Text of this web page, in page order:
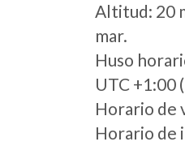
Altitud: 20
mar.
Huso
UTC +1:00
Horario de
Horario de